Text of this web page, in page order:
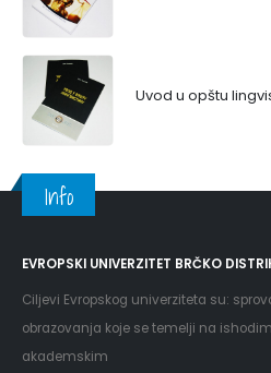
Uvod u opštu
Info
EVROPSKI UNIVERZITET BRČKO
Ciljevi Evropskog univerziteta su:
obrazovanja koje se temelji na
akademskim